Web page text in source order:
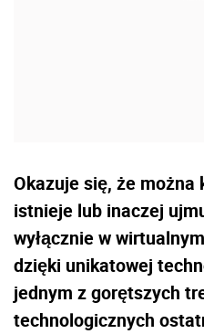
Okazuje się, że można
istnieje lub inaczej
wyłącznie w
dzięki unikatowej
jednym z gorętszych
technologicznych